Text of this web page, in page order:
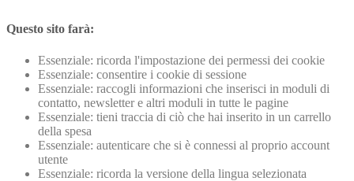
Questo sito farà:
Essenziale: ricorda l'impostazione dei permessi dei cookie
Essenziale: consentire i cookie di sessione
Essenziale: raccogli informazioni che inserisci in moduli di
contatto, newsletter e altri moduli in tutte le pagine
Essenziale: tieni traccia di ciò che hai inserito in un carrello
della spesa
Essenziale: autenticare che si è connessi al proprio account
utente
Essenziale: ricorda la versione della lingua selezionata